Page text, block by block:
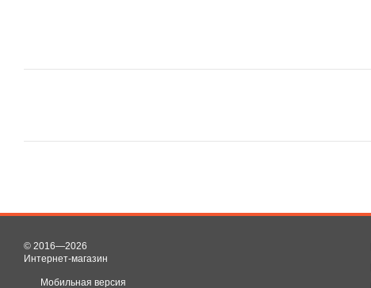
© 2016—2026
Интернет-магазин
Мобильная версия